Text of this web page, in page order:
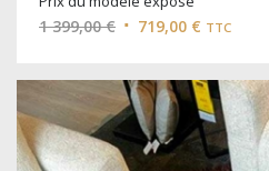
1 399,00€ Le
initial
était :
1
399,00 €.
719,00 € Le
actuel
est :
719,00 €.
TTC